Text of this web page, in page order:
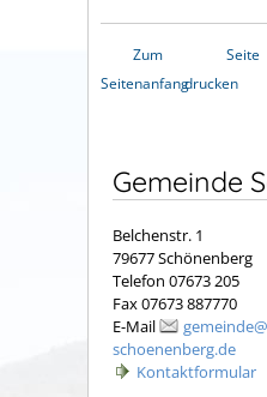
Zum
Seitenanfang
Seite
drucken
Gemeinde
Belchenstr. 1
79677 Schönenberg
Telefon 07673 205
Fax 07673 887770
E-Mail
schoenenberg.de
Kontaktformular